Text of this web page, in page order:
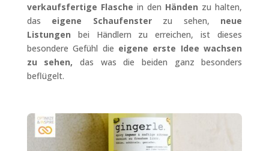
verkaufsfertige Flasche in den Händen zu halten,
das eigene Schaufensterzu sehen, neue
Listungen bei Händlern zu erreichen, ist dieses
besondere Gefühl die eigene erste Idee wachsen
zu sehen, das was die beiden ganz besonders
beflügelt.